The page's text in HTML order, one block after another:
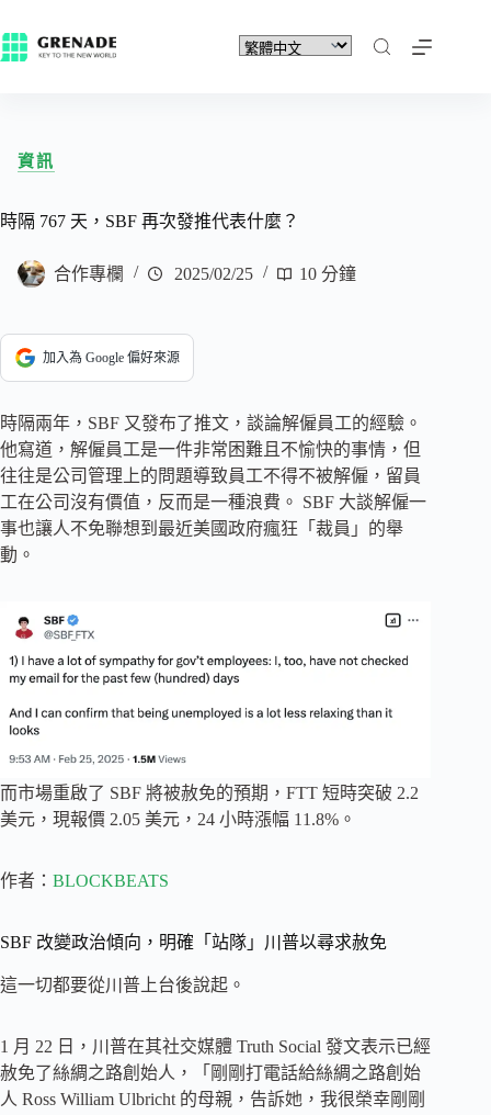
資訊
時隔 767 天，SBF 再次發推代表什麼？
合作專欄 2025/02/25 10 分鐘
加入為 Google 偏好來源
時隔兩年，SBF 又發布了推文，談論解僱員工的經驗。
他寫道，解僱員工是一件非常困難且不愉快的事情，但
往往是公司管理上的問題導致員工不得不被解僱，留員
工在公司沒有價值，反而是一種浪費。 SBF 大談解僱一
事也讓人不免聯想到最近美國政府瘋狂「裁員」的舉
動。
而市場重啟了 SBF 將被赦免的預期，FTT 短時突破 2.2
美元，現報價 2.05 美元，24 小時漲幅 11.8%。
作者： BLOCKBEATS
SBF 改變政治傾向，明確「站隊」川普以尋求赦免
這一切都要從川普上台後說起。
1 月 22 日，川普在其社交媒體 Truth Social 發文表示已經
赦免了絲綢之路創始人，「剛剛打電話給絲綢之路創始
人 Ross William Ulbricht 的母親，告訴她，我很榮幸剛剛